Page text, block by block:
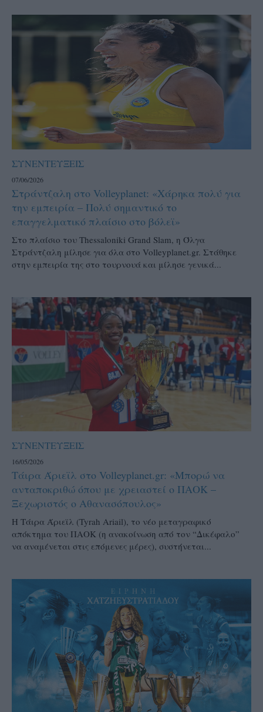
ΣΥΝΕΝΤΕΥΞΕΙΣ
07/06/2026
Στράντζαλη στο Volleyplanet: «Χάρηκα πολύ για
την εμπειρία – Πολύ σημαντικό το
επαγγελματικό πλαίσιο στο βόλεϊ»
Στο πλαίσιο του Thessaloniki Grand Slam, η Όλγα
Στράντζαλη μίλησε για όλα στο Volleyplanet.gr. Στάθηκε
στην εμπειρία της στο τουρνουά και μίλησε γενικά...
ΣΥΝΕΝΤΕΥΞΕΙΣ
16/05/2026
Τάιρα Άριεϊλ στο Volleyplanet.gr: «Μπορώ να
ανταποκριθώ όπου με χρειαστεί ο ΠΑΟΚ –
Ξεχωριστός ο Αθανασόπουλος»
Η Τάιρα Άριεϊλ (Tyrah Ariail), το νέο μεταγραφικό
απόκτημα του ΠΑΟΚ (η ανακοίνωση από τον “Δικέφαλο”
να αναμένεται στις επόμενες μέρες), συστήνεται...